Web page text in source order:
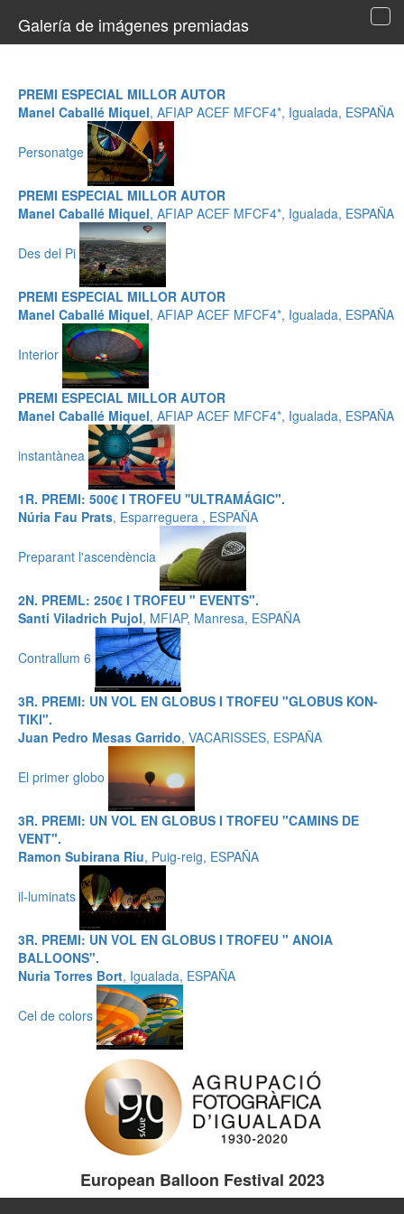
Galería de imágenes premiadas
PREMI ESPECIAL MILLOR AUTOR
Manel Caballé Miquel, AFIAP ACEF MFCF4*, Igualada, ESPAÑA
Personatge
PREMI ESPECIAL MILLOR AUTOR
Manel Caballé Miquel, AFIAP ACEF MFCF4*, Igualada, ESPAÑA
Des del Pi
PREMI ESPECIAL MILLOR AUTOR
Manel Caballé Miquel, AFIAP ACEF MFCF4*, Igualada, ESPAÑA
Interior
PREMI ESPECIAL MILLOR AUTOR
Manel Caballé Miquel, AFIAP ACEF MFCF4*, Igualada, ESPAÑA
instantànea
1R. PREMI: 500€ I TROFEU ''ULTRAMÁGIC".
Núria Fau Prats, Esparreguera , ESPAÑA
Preparant l'ascendència
2N. PREML: 250€ I TROFEU " EVENTS".
Santi Viladrich Pujol, MFIAP, Manresa, ESPAÑA
Contrallum 6
3R. PREMI: UN VOL EN GLOBUS I TROFEU "GLOBUS KON-
TIKI".
Juan Pedro Mesas Garrido, VACARISSES, ESPAÑA
El primer globo
3R. PREMI: UN VOL EN GLOBUS I TROFEU "CAMINS DE
VENT".
Ramon Subirana Riu, Puig-reig, ESPAÑA
il-luminats
3R. PREMI: UN VOL EN GLOBUS I TROFEU " ANOIA
BALLOONS".
Nuria Torres Bort, Igualada, ESPAÑA
Cel de colors
European Balloon Festival 2023